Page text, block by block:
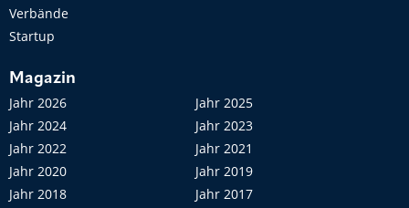
Verbände
Startup
Magazin
Jahr 2026
Jahr 2025
Jahr 2024
Jahr 2023
Jahr 2022
Jahr 2021
Jahr 2020
Jahr 2019
Jahr 2018
Jahr 2017